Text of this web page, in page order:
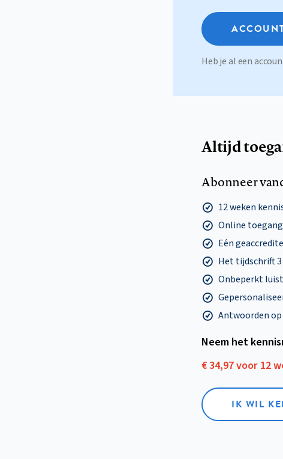
Heb je al een
Altijd
Abonneer
12 weken
Online
Eén
Het tijdschrift 3
Onbeperkt
Antwoorden op
Neem het
€ 34,97 voor 12
IK WIL